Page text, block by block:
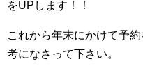
をUPします！！
これから年末にかけて予
考になさって下さい。